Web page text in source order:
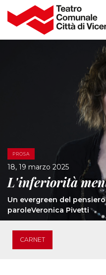
PROSA
18, 19 marzo 2025
L'inferiorità
Un evergreen del
paroleVeronica Pivetti
CARNET